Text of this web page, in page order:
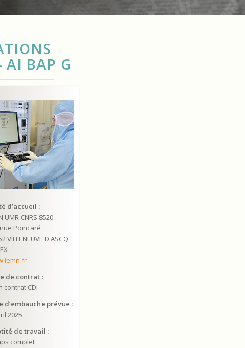
AI BAP G
d’accueil :
UMR CNRS 8520
Poincaré
VILLENEUVE D ASCQ
de contrat :
contrat CDI
d’embauche prévue :
2025
de travail :
complet